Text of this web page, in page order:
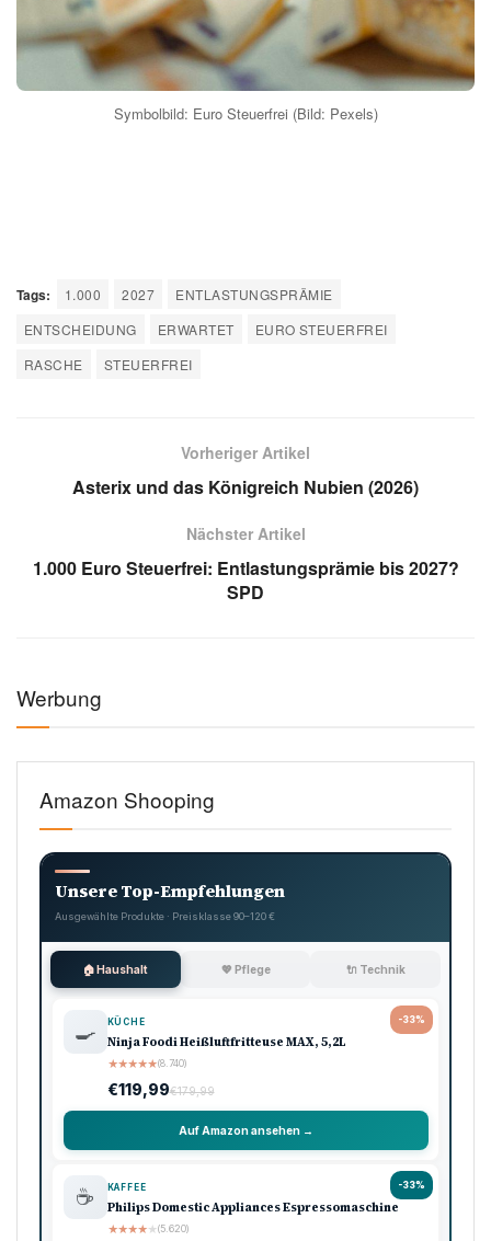
Symbolbild: Euro Steuerfrei (Bild: Pexels)
Tags: 1.000 2027
ENTLASTUNGSPRÄMIE
ENTSCHEIDUNG
ERWARTET
EURO STEUERFREI
RASCHE
STEUERFREI
Vorheriger Artikel
Asterix und das Königreich Nubien (2026)
Nächster Artikel
1.000 Euro Steuerfrei: Entlastungsprämie bis 2027?
SPD
Werbung
Amazon Shooping
Unsere Top-Empfehlungen
Ausgewählte Produkte · Preisklasse 90–120 €
🏠 Haushalt 💖 Pflege 🔌 Technik
-33%
🍳 KÜCHE
Ninja Foodi Heißluftfritteuse MAX, 5,2L
★★★★★(8.740)
€119,99€179,99
Auf Amazon ansehen →
-33%
☕ KAFFEE
Philips Domestic Appliances Espressomaschine
★★★★★(5.620)